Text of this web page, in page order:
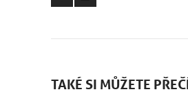
TAKÉ SI MŮŽETE